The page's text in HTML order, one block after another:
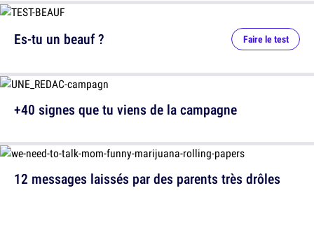
12 messages laissés par des parents très drôles
Es-tu un beauf ? Faire le test
+40 signes que tu viens de la campagne